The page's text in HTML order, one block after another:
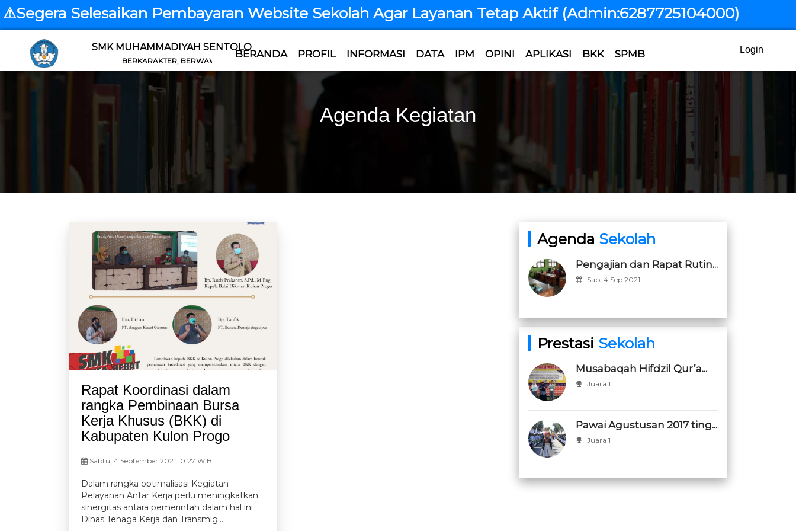
Selesaikan Pembayaran Website Sekolah Agar Layanan Tetap Aktif (Admin:6287725104000)
SMK MUHAMMADIYAH SENTOLO
BERKARAKTER, BERWAWASAN, BERIMAN
BERANDA PROFIL INFORMASI DATA IPM OPINI APLIKASI BKK SPMB Login
Agenda Kegiatan
Rapat Koordinasi dalam
rangka Pembinaan Bursa
Kerja Khusus (BKK) di
Kabupaten Kulon Progo
Sabtu, 4 September 2021 10:27 WIB
Dalam rangka optimalisasi Kegiatan
Pelayanan Antar Kerja perlu meningkatkan
sinergitas antara pemerintah dalam hal ini
Dinas Tenaga Kerja dan Transmig...
Agenda Sekolah
Pengajian dan Rapat Rutin...
Sab, 4 Sep 2021
Prestasi Sekolah
Musabaqah Hifdzil Qur’a...
Juara 1
Pawai Agustusan 2017 ting...
Juara 1